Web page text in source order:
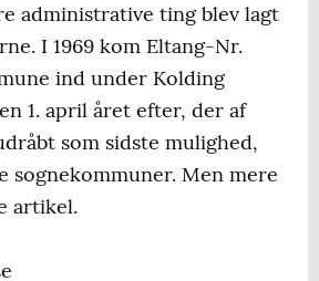
administrative ting blev lagt
I 1969 kom Eltang-Nr.
ind under Kolding
1. april året efter, der af
som sidste mulighed,
sognekommuner. Men mere
artikel.